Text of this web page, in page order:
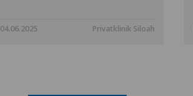
04.06.2025 Privatklinik Siloah